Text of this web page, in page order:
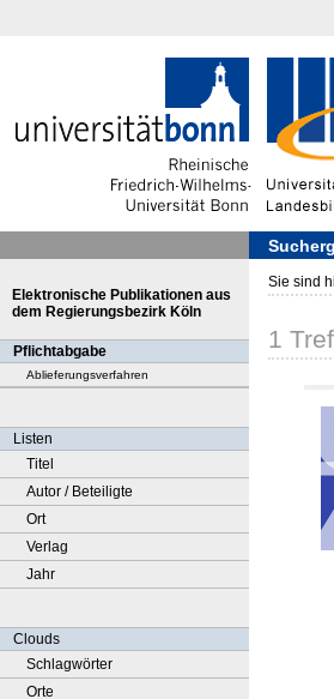
Elektronische Publikationen aus
dem Regierungsbezirk Köln
Pflichtabgabe
Ablieferungsverfahren
Listen
Titel
Autor / Beteiligte
Ort
Verlag
Jahr
Clouds
Schlagwörter
Orte
Sie sind
1